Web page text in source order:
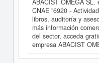
ABACIST OMEGA
CNAE "6920 -
libros, auditoría y
más información
del sector, acceda
empresa ABACIST